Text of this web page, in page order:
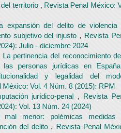
territorio , Revista Penal México:
expansión del delito de violencia
subjetivo del injusto , Revista
Julio - diciembre 2024
La pertinencia del reconocimiento
las personas jurídicas en
y legalidad del
México: Vol. 4 Núm. 8 (2015): RPM
jurídico-penal , Revista
Vol. 13 Núm. 24 (2024)
mal menor: polémicas medidas
del delito , Revista Penal